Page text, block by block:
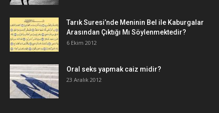
Tarık Suresi’nde Meninin Bel ile Kaburgalar
Arasından Çıktığı Mı Söylenmektedir?
6 Ekim 2012
Oral seks yapmak caiz midir?
23 Aralık 2012